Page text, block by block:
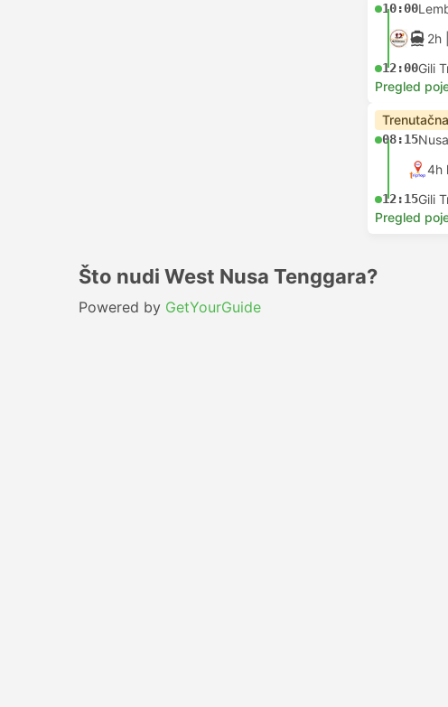
10:00
2h
12:00Gili
Pregled
08:15
12:15Gili
Pregled
Što nudi West Nusa Tenggara?
Powered by GetYourGuide